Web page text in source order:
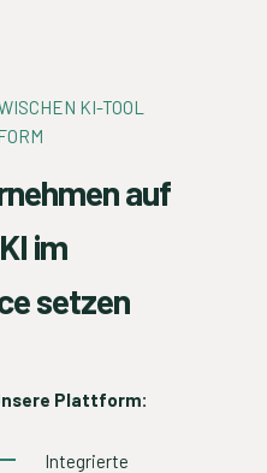
KI-TOOL
auf
im
setzen
Plattform:
Integrierte